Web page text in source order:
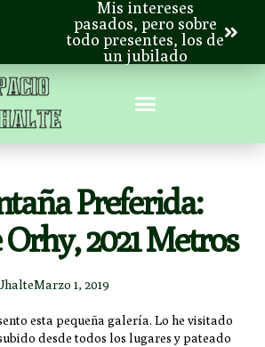
Mis intereses
pasados, pero sobre
todo presentes, los de
un jubilado
Preferida:
Orhy, 2021 Metros
Marzo 1, 2019
esta pequeña galería. Lo he visitado
desde todos los lugares y pateado